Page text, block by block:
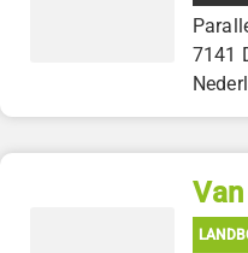
7141